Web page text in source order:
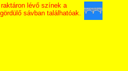
raktáron lévő színek a
sávban találhatóak.